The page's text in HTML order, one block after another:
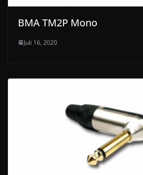
BMA TM2P Mono
Juli 16, 2020